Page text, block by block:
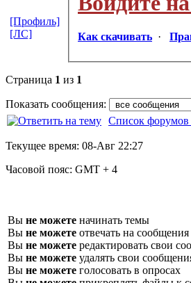
Как скачивать ·
[Профиль]
[ЛС]
Страница 1 из 1
Показать сообщения:
Список форумов
Текущее время: 08-Авг 22:27
Часовой пояс: GMT + 4
Вы не можете начинать темы
Вы не можете отвечать на сообщения
Вы не можете редактировать свои
Вы не можете удалять свои
Вы не можете голосовать в опросах